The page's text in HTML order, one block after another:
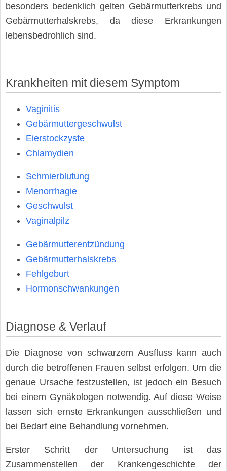
besonders bedenklich gelten Gebärmutterkrebs und
Gebärmutterhalskrebs, da diese Erkrankungen
lebensbedrohlich sind.
Krankheiten mit diesem Symptom
Vaginitis
Gebärmuttergeschwulst
Eierstockzyste
Chlamydien
Schmierblutung
Menorrhagie
Geschwulst
Vaginalpilz
Gebärmutterentzündung
Gebärmutterhalskrebs
Fehlgeburt
Hormonschwankungen
Diagnose & Verlauf
Die Diagnose von schwarzem Ausfluss kann auch
durch die betroffenen Frauen selbst erfolgen. Um die
genaue Ursache festzustellen, ist jedoch ein Besuch
bei einem Gynäkologen notwendig. Auf diese Weise
lassen sich ernste Erkrankungen ausschließen und
bei Bedarf eine Behandlung vornehmen.
Erster Schritt der Untersuchung ist das
Zusammenstellen der Krankengeschichte der